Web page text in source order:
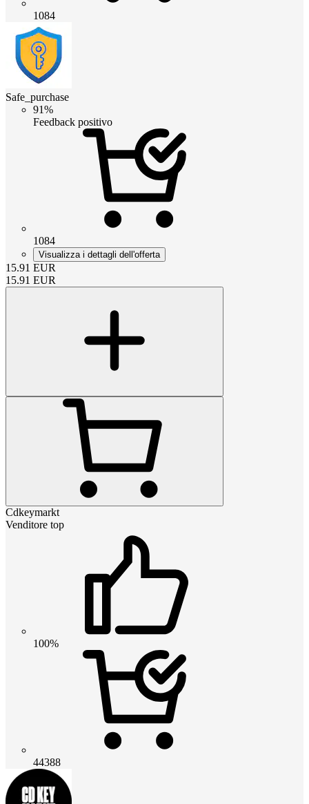
1084
Safe_purchase
91%
Feedback positivo
1084
Visualizza i dettagli dell'offerta
15.91 EUR
15.91 EUR
Cdkeymarkt
Venditore top
100%
44388